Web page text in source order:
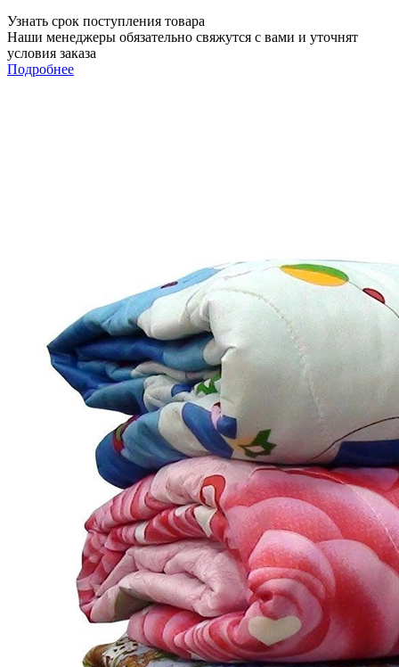
Узнать срок поступления товара
Наши менеджеры обязательно свяжутся с вами и уточнят
условия заказа
Подробнее